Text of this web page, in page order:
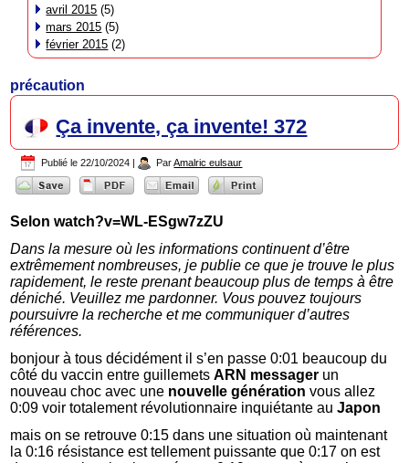
avril 2015 (5)
mars 2015 (5)
février 2015 (2)
précaution
Ça invente, ça invente! 372
Publié le 22/10/2024 | Par Amalric eulsaur
Selon watch?v=WL-ESgw7zZU
Dans la mesure où les informations continuent d’être
extrêmement nombreuses, je publie ce que je trouve le plus
rapidement, le reste prenant beaucoup plus de temps à être
déniché. Veuillez me pardonner. Vous pouvez toujours
poursuivre la recherche et me communiquer d’autres
références.
bonjour à tous décidément il s’en passe 0:01 beaucoup du
côté du vaccin entre guillemetsARN messager un
nouveau choc avec une nouvelle génération vous allez
0:09 voir totalement révolutionnaire inquiétante auJapon
mais on se retrouve 0:15 dans une situation où maintenant
la 0:16 résistance est tellement puissante que 0:17 on est